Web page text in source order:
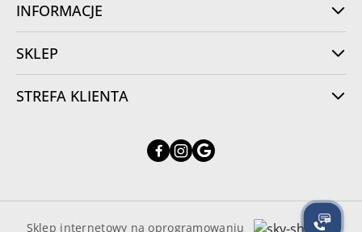
INFORMACJE
SKLEP
STREFA KLIENTA
Sklep internetowy na oprogramowaniu